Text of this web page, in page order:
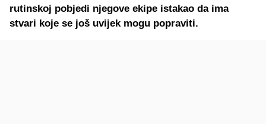
rutinskoj pobjedi njegove ekipe istakao da ima
stvari koje se još uvijek mogu popraviti.